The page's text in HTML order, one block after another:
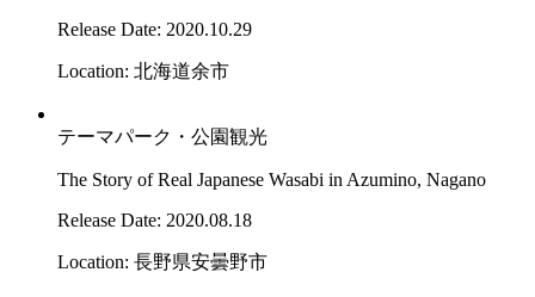
Release Date: 2020.10.29
Location: 北海道余市
テーマパーク・公園観光
The Story of Real Japanese Wasabi in Azumino, Nagano
Release Date: 2020.08.18
Location: 長野県安曇野市